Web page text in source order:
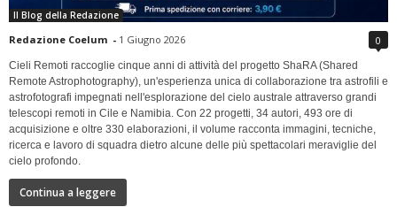
Il Blog della Redazione
Redazione Coelum - 1 Giugno 2026 0
Cieli Remoti raccoglie cinque anni di attività del progetto ShaRA (Shared
Remote Astrophotography), un'esperienza unica di collaborazione tra astrofili e
astrofotografi impegnati nell'esplorazione del cielo australe attraverso grandi
telescopi remoti in Cile e Namibia. Con 22 progetti, 34 autori, 493 ore di
acquisizione e oltre 330 elaborazioni, il volume racconta immagini, tecniche,
ricerca e lavoro di squadra dietro alcune delle più spettacolari meraviglie del
cielo profondo.
Continua a leggere